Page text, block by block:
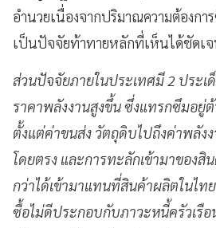
อำนวยเนื่องจากปริมาณความต้องกา
เป็นปัจจัยท้าทายหลักที่เห็นได้ชัดเ
ส่วนปัจจัยภายในประเทศมี 2 ประ
ราคาพลังงานสูงขึ้น ซึ่งแทรกซึมอยู่
ตั้งแต่ค่าขนส่ง วัตถุดิบไปถึงค่าพลัง
โดยตรง และการทะลักเข้ามาของ
กว่าได้เข้ามาแทนที่สินค้าผลิตในไท
ซื้อไม่ดีประกอบกับภาวะหนี้ครัวเรื